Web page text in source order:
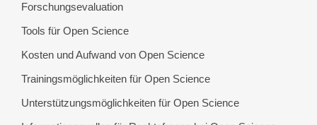
Forschungsevaluation
Tools für Open Science
Kosten und Aufwand von Open Science
Trainingsmöglichkeiten für Open Science
Unterstützungsmöglichkeiten für Open Science